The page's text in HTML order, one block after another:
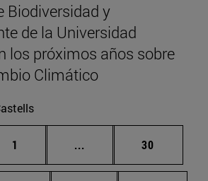
Biodiversidad y
de la Universidad
los próximos años sobre
Climático
Página
1 ... Páginas intermedias
Página
30